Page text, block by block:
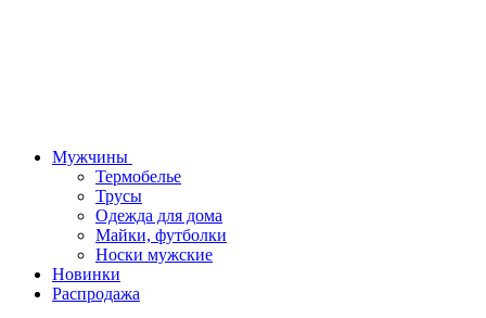
Мужчины
Термобелье
Трусы
Одежда для дома
Майки, футболки
Носки мужские
Новинки
Распродажа